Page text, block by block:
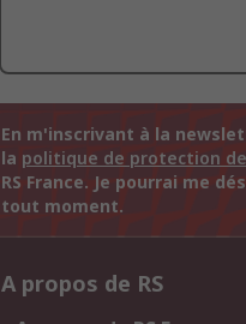
En m'inscrivant à la
la politique de protection
RS France. Je pourrai me
tout moment.
A propos de RS